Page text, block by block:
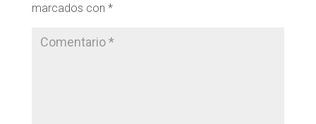
marcados con *